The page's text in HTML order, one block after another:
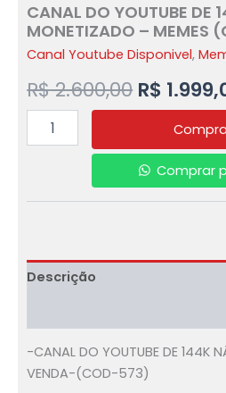
CANAL DO YOUTUBE DE
MONETIZADO – MEMES
Canal Youtube Disponivel,
R$2.600,00 R$
Comprar
Descrição
-CANAL DO YOUTUBE DE 144K
VENDA-(COD-573)